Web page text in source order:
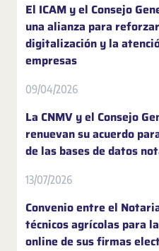
El ICAM y el Consejo
una alianza para
digitalización y la
empresas
09/04/2026
La CNMV y el Consejo
renuevan su acuerdo
de las bases de datos
13/07/2026
Convenio entre el
técnicos agrícolas para
online de sus firmas